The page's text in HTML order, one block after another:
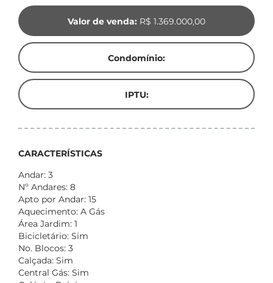
Valor de venda: R$ 1.369.000,00
Condomínio:
IPTU:
CARACTERÍSTICAS
Andar: 3
Nº Andares: 8
Apto por Andar: 15
Aquecimento: A Gás
Área Jardim: 1
Bicicletário: Sim
No. Blocos: 3
Calçada: Sim
Central Gás: Sim